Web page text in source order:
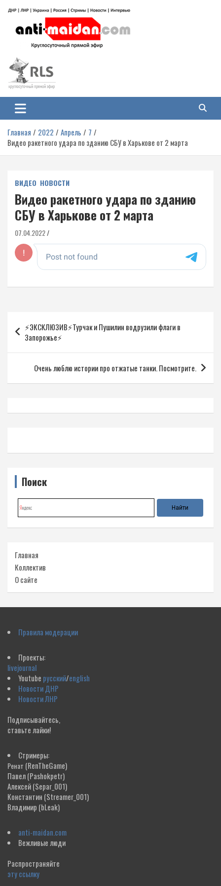
содержимому
Антимайдан: Гражданская война
на Украине
гражданской войне на Украине, включая события в Новороссии, ДНР,
ЛНР и других регионах.
Главная 2022 Апрель
7
Видео ракетного удара по зданию СБУ в Харькове от 2 марта
ВИДЕО НОВОСТИ
Видео ракетного удара по зданию
СБУ в Харькове от 2 марта
07.04.2022
по
записям
⚡️ЭКСКЛЮЗИВ⚡️Турчак и Пушилин водрузили флаги в
Запорожье⚡️
Очень люблю истории про отжатые танки. Посмотрите.
Поиск
Главная
Коллектив
О сайте
Правила модерации
Проекты:
livejournal
Youtube русский/english
Новости ДНР
Новости ЛНР
Подписывайтесь,
ставьте лайки!
Стримеры:
Ренат (RenTheGame)
Павел(Pashokpetr)
Алексей(Separ_001)
Константин (Streamer_001)
Владимир (bLeak)
anti-maidan.com
Вежливые люди
Распространяйте
эту ссылку